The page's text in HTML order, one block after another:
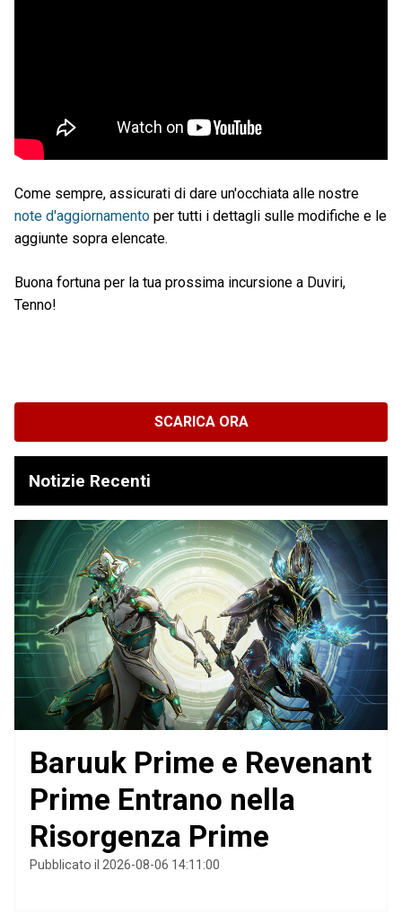
Come sempre, assicurati di dare un'occhiata alle nostre
note d'aggiornamento per tutti i dettagli sulle modifiche e le
aggiunte sopra elencate.
Buona fortuna per la tua prossima incursione a Duviri,
Tenno!
SCARICA ORA
Notizie Recenti
Baruuk Prime e Revenant
Prime Entrano nella
Risorgenza Prime
Pubblicato il 2026-08-06 14:11:00